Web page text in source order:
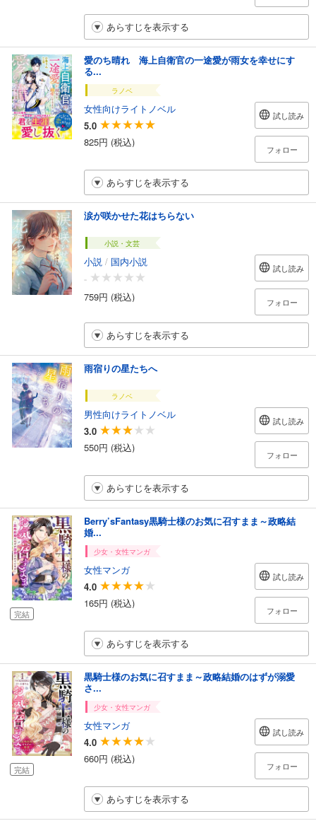
あらすじを表示する
愛のち晴れ 海上自衛官の一途愛が雨女を幸せにす
る...
ラノベ
女性向けライトノベル
5.0
825円 (税込)
試し読み
フォロー
あらすじを表示する
涙が咲かせた花はちらない
小説・文芸
小説 / 国内小説
-
759円 (税込)
試し読み
フォロー
あらすじを表示する
雨宿りの星たちへ
ラノベ
男性向けライトノベル
3.0
550円 (税込)
試し読み
フォロー
あらすじを表示する
完結
Berry’sFantasy黒騎士様のお気に召すまま～政略結
婚...
少女・女性マンガ
女性マンガ
4.0
165円 (税込)
試し読み
フォロー
あらすじを表示する
完結
黒騎士様のお気に召すまま～政略結婚のはずが溺愛
さ...
少女・女性マンガ
女性マンガ
4.0
660円 (税込)
試し読み
フォロー
あらすじを表示する